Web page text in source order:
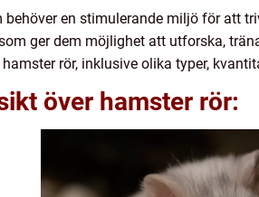
en stimulerande miljö för att
ger dem möjlighet att utforska,
rör, inklusive olika typer,
över hamster rör: